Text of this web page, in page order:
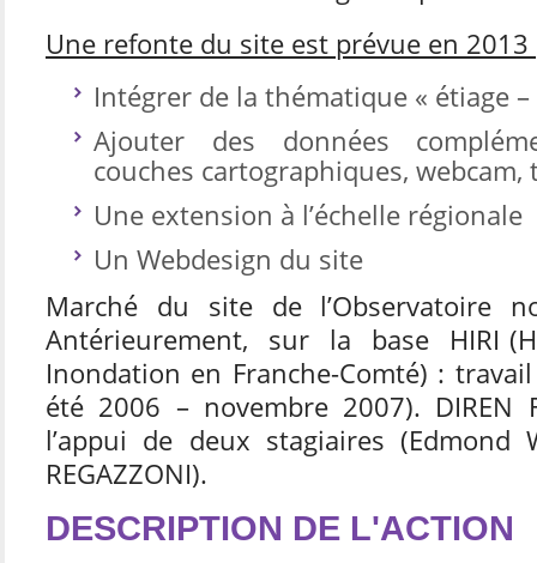
Une refonte du site est prévue en
Intégrer de la thématique « étiage –
Ajouter des données
couches cartographiques,
Une extension à l’échelle régionale
Un Webdesign du site
Marché du site de l’Observatoire
Antérieurement, sur la base HIRI
Inondation en Franche-Comté) :
été 2006 – novembre 2007). DIREN
l’appui de deux stagiaires (Edmond
REGAZZONI).
DESCRIPTION DE L'ACTION